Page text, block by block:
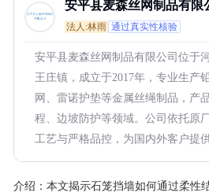
安平县麦森丝网制品有限
法人:林雨 通过真实性核验
安平县麦森丝网制品有限公司位于
王庄镇，成立于2017年，专业生产
网、雷诺护垫等金属丝绳制品，产
程、边坡防护等领域。公司依托原
工艺与严格品控，为国内外客户提
介绍： 本文揭示石笼挡墙如何通过柔性